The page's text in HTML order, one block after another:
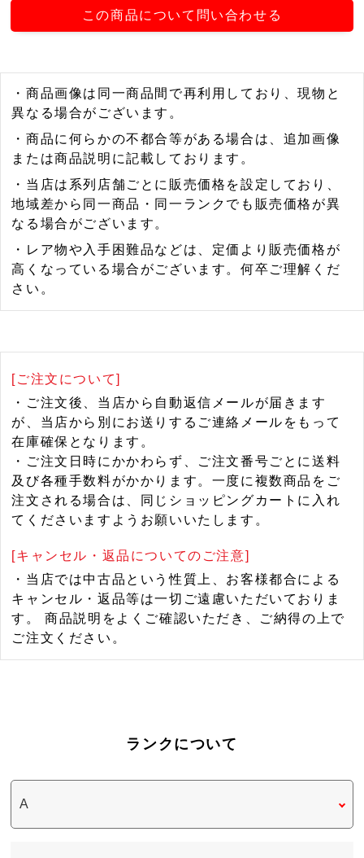
この商品について問い合わせる
・商品画像は同一商品間で再利用しており、現物と
異なる場合がございます。
・商品に何らかの不都合等がある場合は、追加画像
または商品説明に記載しております。
・当店は系列店舗ごとに販売価格を設定しており、
地域差から同一商品・同一ランクでも販売価格が異
なる場合がございます。
・レア物や入手困難品などは、定価より販売価格が
高くなっている場合がございます。何卒ご理解くだ
さい。
[ご注文について]
・ご注文後、当店から自動返信メールが届きます
が、当店から別にお送りするご連絡メールをもって
在庫確保となります。
・ご注文日時にかかわらず、ご注文番号ごとに送料
及び各種手数料がかかります。一度に複数商品をご
注文される場合は、同じショッピングカートに入れ
てくださいますようお願いいたします。
[キャンセル・返品についてのご注意]
・当店では中古品という性質上、お客様都合による
キャンセル・返品等は一切ご遠慮いただいておりま
す。 商品説明をよくご確認いただき、ご納得の上で
ご注文ください。
ランクについて